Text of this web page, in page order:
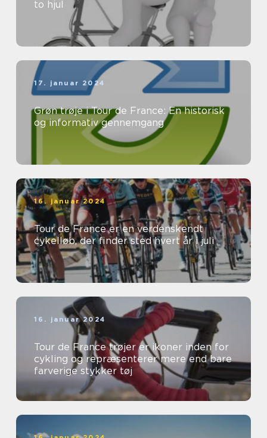
to hjul
17. januar 2024
Grøn trøje i Tour de France: En historisk
og informativ gennemgang
16. januar 2024
Tour de France er en verdenskendt
cykelløb, der finder sted hvert år i juli
16. januar 2024
Tour de France trøjer er ikoner inden for
cykling og repræsenterer mere end bare
farverige stykker tøj